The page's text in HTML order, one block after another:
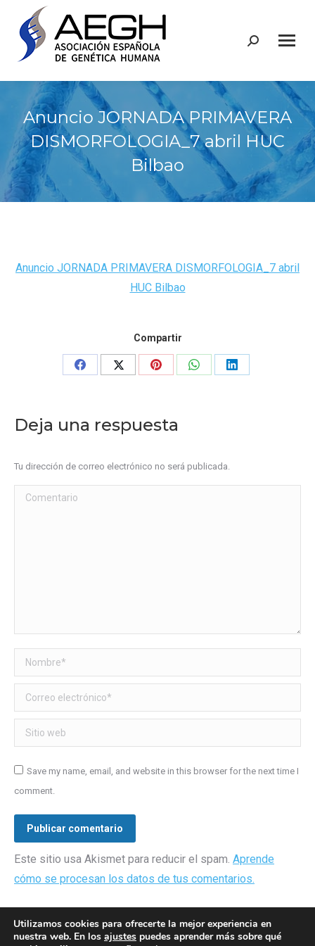
Buscar:
Anuncio JORNADA PRIMAVERA
DISMORFOLOGIA_7 abril HUC
Bilbao
Anuncio JORNADA PRIMAVERA DISMORFOLOGIA_7 abril
HUC Bilbao
Compartir
Share
Share
Share
Share
Share
Deja una respuesta
Tu dirección de correo electrónico no será publicada.
Comentario
Nombre *
Correo electrónico *
Sitio web
Save my name, email, and website in this browser for the next time I
comment.
Publicar comentario
Este sitio usa Akismet para reducir el spam. Aprende
cómo se procesan los datos de tus comentarios.
Utilizamos cookies para ofrecerte la mejor experiencia en
nuestra web. En los ajustes puedes aprender más sobre qué